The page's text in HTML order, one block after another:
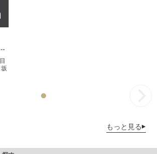
・買取 参考事例
もっと見る